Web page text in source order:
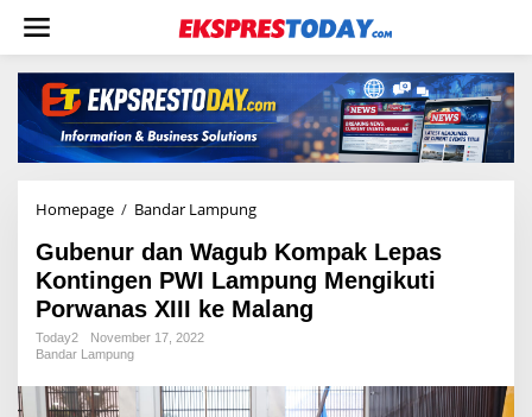
w
Homepage / Bandar Lampung
b
e
n
u
Gubenur dan Wagub Kompak Lepas
Kontingen PWI Lampung Mengikuti
Porwanas XIII ke Malang
Today2
November 17, 2022
Bandar Lampung